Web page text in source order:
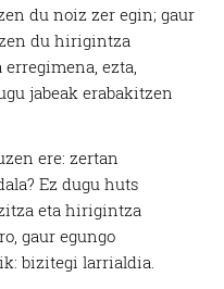
du noiz zer egin; gaur
du hirigintza
ezta,
jabeak erabakitzen
ere: zertan
Ez dugu huts
eta hirigintza
gaur egungo
bizitegi larrialdia.